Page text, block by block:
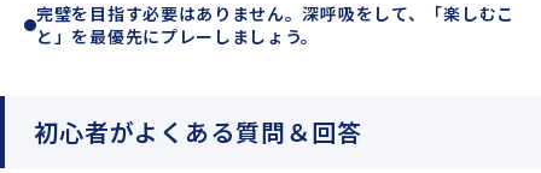
完璧を目指す必要はありません。深呼吸をして、「楽しむこ
と」を最優先にプレーしましょう。
初心者がよくある質問＆回答